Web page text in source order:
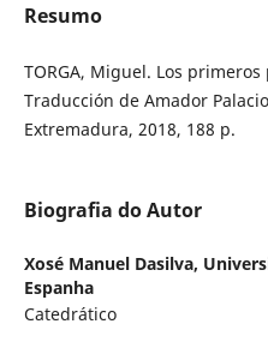
Resumo
TORGA, Miguel. Los
Traducción de Amador
Extremadura, 2018, 188 p.
Biografia do Autor
Xosé Manuel Dasilva,
Espanha
Catedrático